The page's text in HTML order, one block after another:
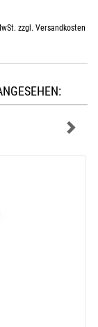
zzgl. Versandkosten